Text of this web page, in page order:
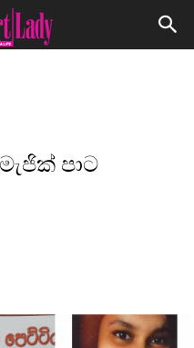
පාට